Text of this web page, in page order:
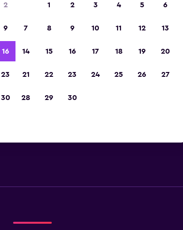
2023
2
9
16
23
30
1 2 3 4 5 6
7 8 9 10 11 12 13
14 15 16 17 18 19 20
21 22 23 24 25 26 27
28 29 30